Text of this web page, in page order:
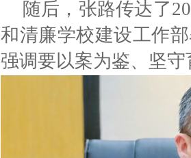
随后，张路传达了
和清廉学校建设工作
强调要以案为鉴、坚